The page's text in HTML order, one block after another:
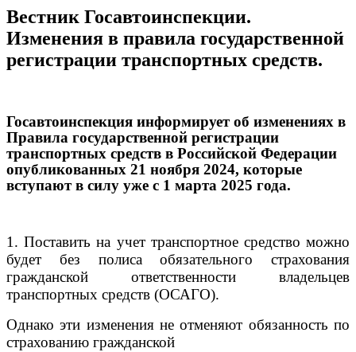
Вестник Госавтоинспекции.
Изменения в правила государственной
регистрации транспортных средств.
Госавтоинспекция информирует об изменениях в
Правила государственной регистрации
транспортных средств в Российской Федерации
опубликованных 21 ноября 2024, которые
вступают в силу уже с 1 марта 2025 года.
1. Поставить на учет транспортное средство можно
будет без полиса обязательного страхования
гражданской ответственности владельцев
транспортных средств (ОСАГО).
Однако эти изменения не отменяют обязанность по
страхованию гражданской